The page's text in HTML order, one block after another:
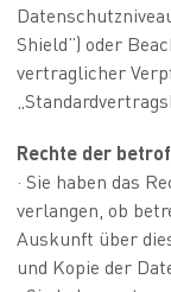
Shield”) oder
vertraglicher
Rechte der
· Sie haben das
verlangen, ob
Auskunft über
und Kopie der